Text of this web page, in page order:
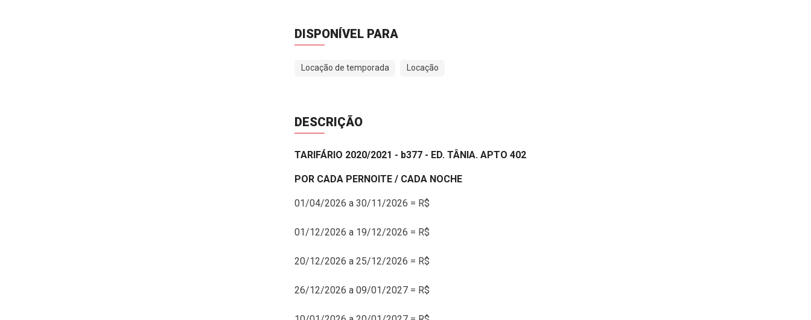
DISPONÍVEL PARA
Locação de temporada Locação
DESCRIÇÃO
TARIFÁRIO 2020/2021 - b377 - ED. TÂNIA. APTO 402
POR CADA PERNOITE / CADA NOCHE
01/04/2026 a 30/11/2026 = R$
01/12/2026 a 19/12/2026 = R$
20/12/2026 a 25/12/2026 = R$
26/12/2026 a 09/01/2027 = R$